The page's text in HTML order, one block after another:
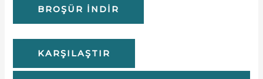
BROŞÜR İNDIR
KARŞILAŞTIR